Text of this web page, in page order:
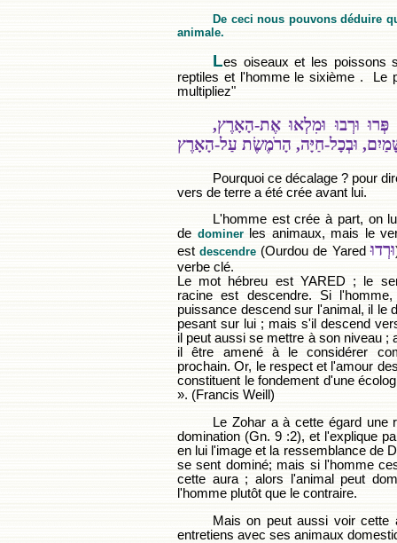
De ceci nous pouvons déduire
animale.
Les oiseaux et les poissons
reptiles et l'homme le sixième . Le
multipliez"
וּרְבוּ וּמִלְאוּ אֶת-הָאָרֶץ,
וּבְכָל-חַיָּה, הָרֹמֶשֶׂת עַל-הָאָרֶץ
Pourquoi ce décalage ? pour
vers de terre a été crée avant lui.
L'homme est crée à part, on
de dominerles animaux, mais le
est descendre (Ourdou de Yaredוּרְדוּ
verbe clé.
Le mot hébreu est YARED ; le
racine est descendre. Si
puissance descend sur l'animal, il le
pesant sur lui ; mais s'il descend
il peut aussi se mettre à son niveau ;
il être amené à le considérer
prochain. Or, le respect et l'amour
constituent le fondement d'une
». (Francis Weill)
Le Zohar a à cette égard une
domination (Gn. 9 :2), et l'explique
en lui l'image et la ressemblance de
se sent dominé; mais si l'homme
cette aura ; alors l'animal peut
l'homme plutôt que le contraire.
Mais on peut aussi voir cette
entretiens avec ses animaux